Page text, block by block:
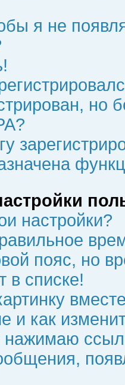
я не
но
настройки?
пояс, но
в списке!
и как
нажимаю